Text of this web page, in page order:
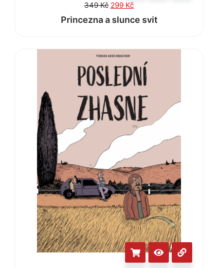
349Kč 299 Kč
Princezna a slunce svit